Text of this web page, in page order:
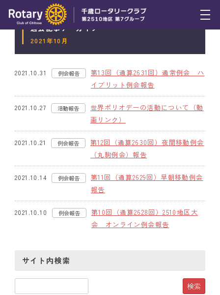
トピックス
理事会報告
スケジュール
年間プログラム
木曜会
クラブのあゆみ
歴代会長・幹事
過去記事アーカイブ
2021年10月
2021.10.31 例会報告
第13回（通算2631回）通常例会 ハ
イブリット例会報告
2021.10.27 活動報告
世界ポリオデーの活動について（動
画リンク）
2021.10.21 例会報告
第12回（通算2630回）夜間移動例会
（丸駒例会）報告
2021.10.14 例会報告
第11回（通算2629回）早朝移動例会
報告
2021.10.10 例会報告
第10回（通算2628回）2510地区大
会 オンライン例会報告
サイト内検索